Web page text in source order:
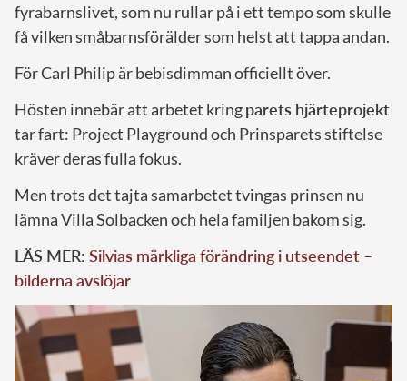
fyrabarnslivet, som nu rullar på i ett tempo som skulle
få vilken småbarnsförälder som helst att tappa andan.
För Carl Philip är bebisdimman officiellt över.
Hösten innebär att arbetet kringparets hjärteprojekt
tar fart: Project Playground och Prinsparets stiftelse
kräver deras fulla fokus.
Men trots det tajta samarbetet tvingas prinsen nu
lämna Villa Solbacken och hela familjen bakom sig.
LÄS MER: Silvias märkliga förändring i utseendet –
bilderna avslöjar